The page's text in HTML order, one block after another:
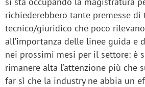
richiederebbero tante premesse di
tecnico/giuridico che poco
all’importanza delle linee guida e
nei prossimi mesi per il settore: è
rimanere alta l’attenzione più che
far sì che la industry ne abbia un